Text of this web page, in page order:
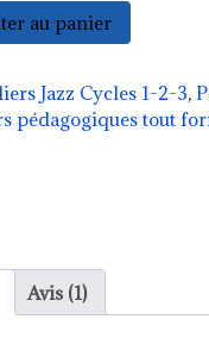
au panier
Jazz Cycles 1-2-3,
pédagogiques tout
Avis (1)